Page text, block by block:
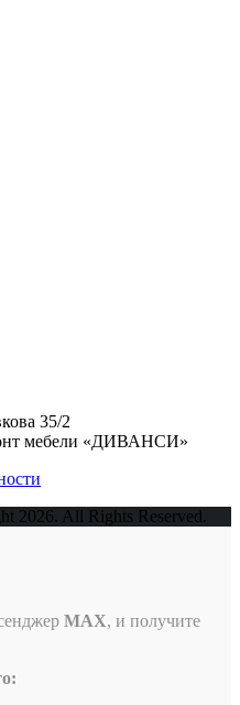
35/2
мебели «ДИВАНСИ»
2026. All Rights Reserved.
MAX, и получите